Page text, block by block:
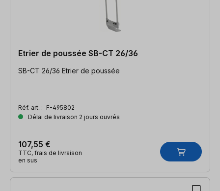
Etrier de poussée SB-CT 26/36
SB-CT 26/36 Etrier de poussée
Réf. art. : F-495802
Délai de livraison 2 jours ouvrés
107,55 €
TTC, frais de livraison
en sus